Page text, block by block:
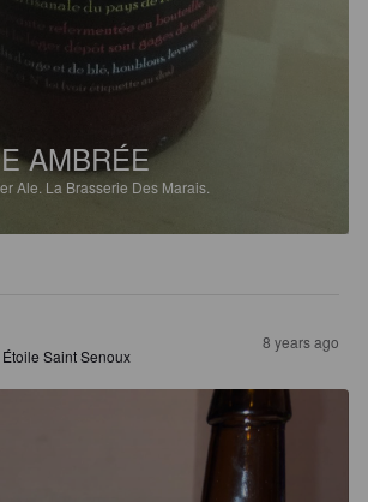
AMBRÉE
Ale. La Brasserie Des Marais.
Saint Senoux
8 years ago